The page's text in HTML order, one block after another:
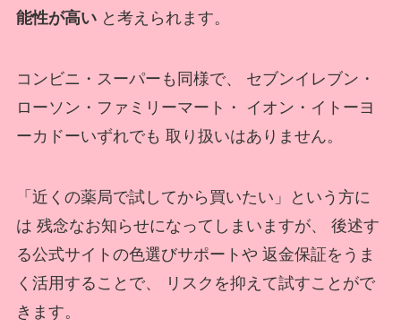
能性が高いと考えられます。
コンビニ・スーパーも同様で、 セブンイレブン・
ローソン・ファミリーマート・ イオン・イトーヨ
ーカドーいずれでも 取り扱いはありません。
「近くの薬局で試してから買いたい」という方に
は 残念なお知らせになってしまいますが、 後述す
る公式サイトの色選びサポートや 返金保証をうま
く活用することで、 リスクを抑えて試すことがで
きます。